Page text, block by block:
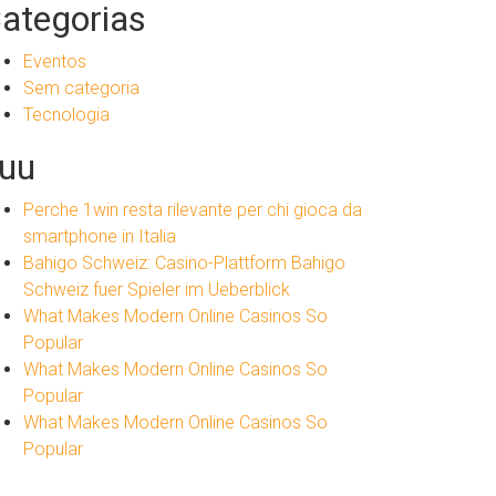
Eventos
Sem categoria
Tecnologia
Perche 1win resta rilevante per chi gioca da
smartphone in Italia
Bahigo Schweiz: Casino-Plattform Bahigo
Schweiz fuer Spieler im Ueberblick
What Makes Modern Online Casinos So
Popular
What Makes Modern Online Casinos So
Popular
What Makes Modern Online Casinos So
Popular